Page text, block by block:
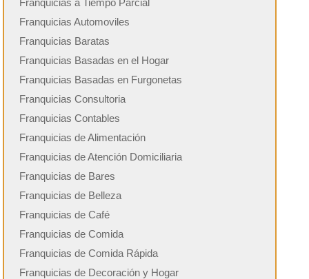
Franquicias Automoviles
Franquicias Baratas
Franquicias Basadas en el Hogar
Franquicias Basadas en Furgonetas
Franquicias Consultoria
Franquicias Contables
Franquicias de Alimentación
Franquicias de Atención Domiciliaria
Franquicias de Bares
Franquicias de Belleza
Franquicias de Café
Franquicias de Comida
Franquicias de Comida Rápida
Franquicias de Decoración y Hogar